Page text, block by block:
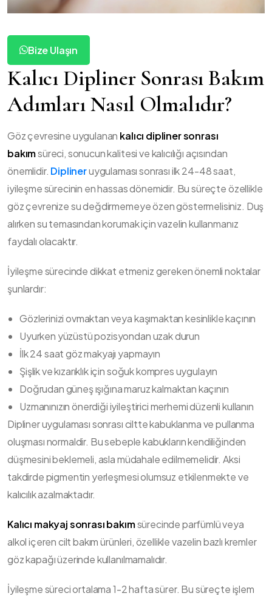
Bize Ulaşın
Kalıcı Dipliner Sonrası Bakım
Adımları Nasıl Olmalıdır?
Göz çevresine uygulanan kalıcı dipliner sonrası
bakımsüreci, sonucun kalitesi ve kalıcılığı açısından
önemlidir. Diplineruygulaması sonrası ilk 24-48 saat,
iyileşme sürecinin en hassas dönemidir. Bu süreçte özellikle
göz çevrenize su değdirmemeye özen göstermelisiniz. Duş
alırken su temasından korumak için vazelin kullanmanız
faydalı olacaktır.
İyileşme sürecinde dikkat etmeniz gereken önemli noktalar
şunlardır:
Gözlerinizi ovmaktan veya kaşımaktan kesinlikle kaçının
Uyurken yüzüstü pozisyondan uzak durun
İlk 24 saat göz makyajı yapmayın
Şişlik ve kızarıklık için soğuk kompres uygulayın
Doğrudan güneş ışığına maruz kalmaktan kaçının
Uzmanınızın önerdiği iyileştirici merhemi düzenli kullanın
Dipliner uygulaması sonrası ciltte kabuklanma ve pullanma
oluşması normaldir. Bu sebeple kabukların kendiliğinden
düşmesini beklemeli, asla müdahale edilmemelidir. Aksi
takdirde pigmentin yerleşmesi olumsuz etkilenmekte ve
kalıcılık azalmaktadır.
Kalıcı makyaj sonrası bakımsürecinde parfümlü veya
alkol içeren cilt bakım ürünleri, özellikle vazelin bazlı kremler
göz kapağı üzerinde kullanılmamalıdır.
İyileşme süreci ortalama 1-2 hafta sürer. Bu süreçte işlem